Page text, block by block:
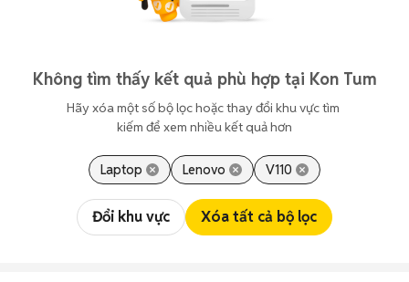
Không tìm thấy kết quả phù hợp tại Kon Tum
Hãy xóa một số bộ lọc hoặc thay đổi khu vực tìm
kiếm để xem nhiều kết quả hơn
Laptop Lenovo V110
Đổi khu vực Xóa tất cả bộ lọc